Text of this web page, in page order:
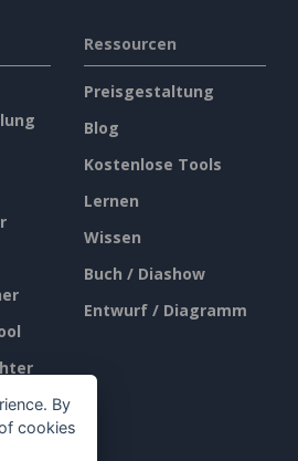
Ressourcen
Preisgestaltung
Blog
Kostenlose Tools
Lernen
Wissen
Buch / Diashow
Entwurf / Diagramm
By
cookies